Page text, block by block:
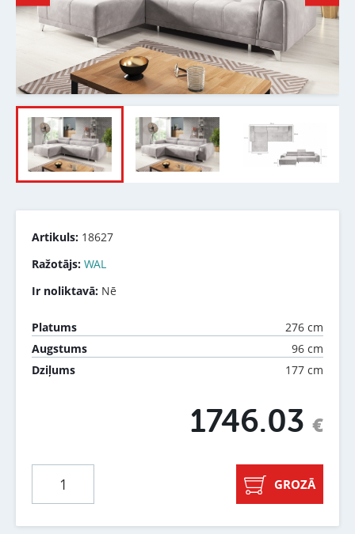
Artikuls: 18627
Ražotājs: WAL
Ir noliktavā: Nē
Platums
276 cm
Augstums
96 cm
Dziļums
177 cm
1746.03 €
GROZĀ